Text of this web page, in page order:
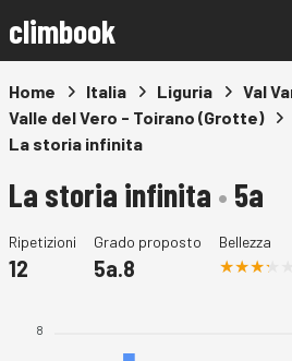
climbook
Home Italia Liguria
Val
Valle del Vero - Toirano (Grotte)
La storia infinita
La storia infinita • 5a
Ripetizioni
12
Grado proposto
5a.8
Bellezza
8